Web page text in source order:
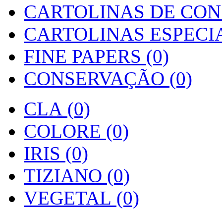
CARTOLINAS DE
CARTOLINAS
FINE PAPERS (0)
CONSERVAÇÃO (0)
CLA (0)
COLORE (0)
IRIS (0)
TIZIANO (0)
VEGETAL (0)